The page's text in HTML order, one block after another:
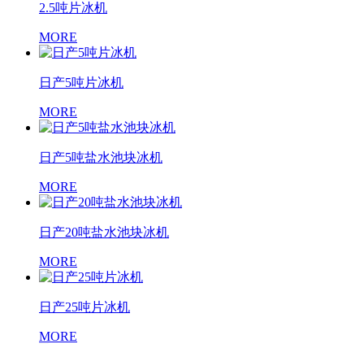
2.5吨片冰机
MORE
日产5吨片冰机
MORE
日产5吨盐水池块冰机
MORE
日产20吨盐水池块冰机
MORE
日产25吨片冰机
MORE